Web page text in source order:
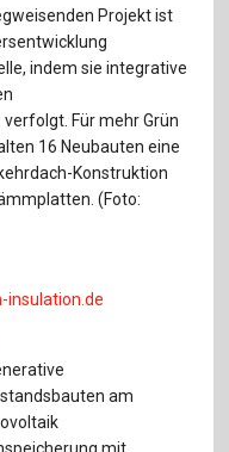
Projekt ist
indem sie integrative
Für mehr Grün
16 Neubauten eine
Konstruktion
(Foto:
insulation.de
am